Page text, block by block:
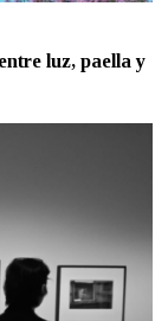
luz, paella y